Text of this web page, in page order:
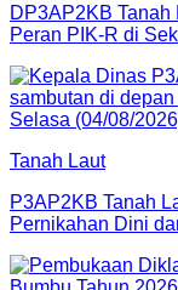
DP3AP2KB Tanah
Peran PIK-R di
Tanah Laut
P3AP2KB Tanah
Pernikahan Dini